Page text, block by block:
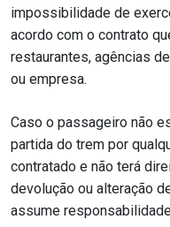
impossibilidade de
acordo com o contrato
restaurantes, agências
ou empresa.
Caso o passageiro não
partida do trem por
contratado e não terá
devolução ou alteração
assume